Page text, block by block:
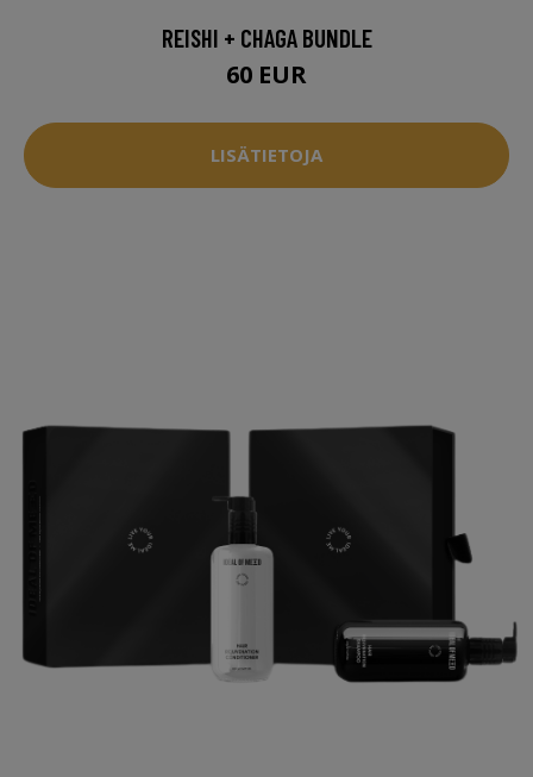
REISHI + CHAGA BUNDLE
60 EUR
LISÄTIETOJA